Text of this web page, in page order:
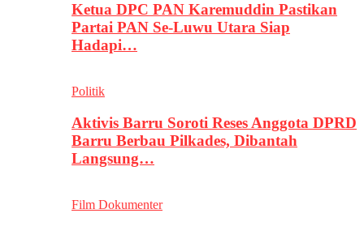
Ketua DPC PAN Karemuddin Pastikan
Partai PAN Se-Luwu Utara Siap
Hadapi…
Politik
Aktivis Barru Soroti Reses Anggota DPRD
Barru Berbau Pilkades, Dibantah
Langsung…
Film Dokumenter